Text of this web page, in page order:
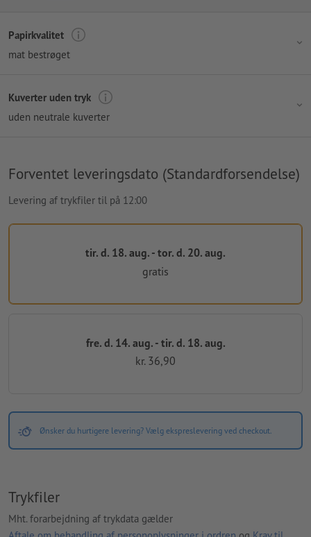
Papirkvalitet
mat bestrøget
Kuverter uden tryk
uden neutrale kuverter
Forventet leveringsdato (Standardforsendelse)
Levering af trykfiler til på 12:00
tir. d. 18. aug. - tor. d. 20. aug.
gratis
fre. d. 14. aug. - tir. d. 18. aug.
kr. 36,90
Ønsker du hurtigere levering? Vælg ekspreslevering ved checkout.
Trykfiler
Mht. forarbejdning af trykdata gælder